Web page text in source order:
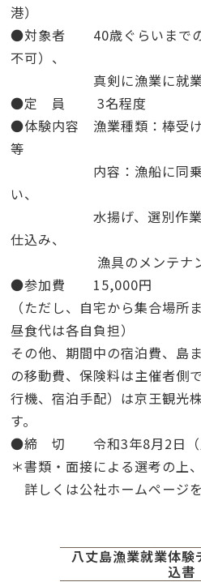
港）
●対象者 40歳ぐらいまで
不可）、
真剣に漁業に就業し
●定 員 3名程度
●体験内容 漁業種類：棒受
等
内容：漁船に同乗し
い、
水揚げ、 選別作
仕込み、
漁具のメンテナン
●参加費 15,000円
（ただし、自宅から集合場所
昼食代は各自負担）
その他、期間中の宿泊費、島
の移動費、保険料は主催者側
行機、宿泊手配）は京王観光
す。
●締 切 令和3年8月2日（
＊書類・面接による選考の上
詳しくは公社ホームページ
八丈島漁業就業体験
込書